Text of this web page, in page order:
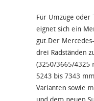
Für Umzüge oder
eignet sich ein
gut.Der
drei Radständen
(3250/3665/4325
5243 bis 7343
Varianten sowie